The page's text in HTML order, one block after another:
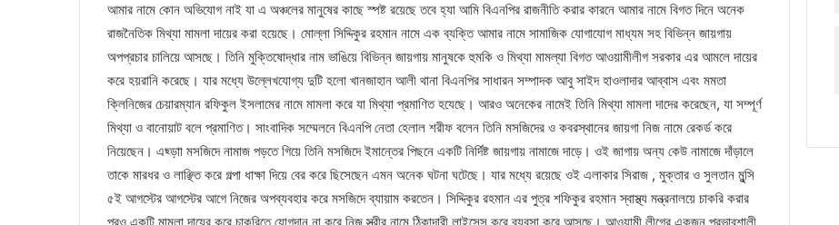
আমার নামে কোন অভিযোগ নাই যা এ অঞ্চলের মানুষের কাছে স্পষ্ট রয়েছে তবে হ্যা আমি বিএনপির রাজনীতি করার কারনে আমার নামে বিগত দিনে অনেক
রাজনৈতিক মিথ্যা মামলা দায়ের করা হয়েছে। মোল্লা সিদ্দিকুর রহমান নামে এক ব্যক্তি আমার নামে সামাজিক যোগাযোগ মাধ্যম সহ বিভিন্ন জায়গায়
অপপ্রচার চালিয়ে আসছে। তিনি মুক্তিষোদ্ধার নাম ভাঙিয়ে বিভিন্ন জায়গায় মানুষকে হুমকি ও মিথ্যা মামল্যা বিগত আওয়ামীলীগ সরকার এর আমলে দায়ের
করে হয়রানি করেছে। যার মধ্যে উল্লেখযোগ্য দুটি হলো খানজাহান আলী থানা বিএনপির সাধারন সম্পাদক আবু সাইদ হাওলাদার আব্বাস এবং মমতা
ক্লিনিজের চেয়ারম্যান রফিকুল ইসলামের নামে মামলা করে যা মিথ্যা প্রমাণিত হযেছে। আরও অনেকের নামেই তিনি মিথ্যা মামলা দাদের করেছেন, যা সম্পূর্ণ
মিথ্যা ও বানোয়াট বলে প্রমাণিত। সাংবাদিক সম্মেলনে বিএনপি নেতা হেলাল শরীফ বলেন তিনি মসজিদের ও কবরস্থানের জায়গা নিজ নামে রেকর্ড করে
নিয়েছেন। এছ্ড়াা মসজিদে নামাজ পড়তে গিয়ে তিনি মসজিদে ইমান্তের পিছনে একটি নির্দিষ্ট জায়গায় নামাজে দাড়ে। ওই জাগায় অন্য কেউ নামাজে দাঁড়ালে
তাকে মারধর ও লাঞ্ছিত করে গল্পা ধাক্ষা দিয়ে বের করে ছিসেছেন এমন অনেক ঘটনা ঘটেছে। যার মধ্যে রয়েছে ওই এলাকার সিরাজ , মুক্তার ও সুলতান মুন্সি
৫ই আগস্টের আগস্টের আগে নিজের অপব্যবহার করে মসজিদে ব্যায়াম করতেন। সিদ্দিকুর রহমান এর পুত্র শফিকুর রহমান স্বাস্থ্য মন্ত্রনালয়ে চাকরি করার